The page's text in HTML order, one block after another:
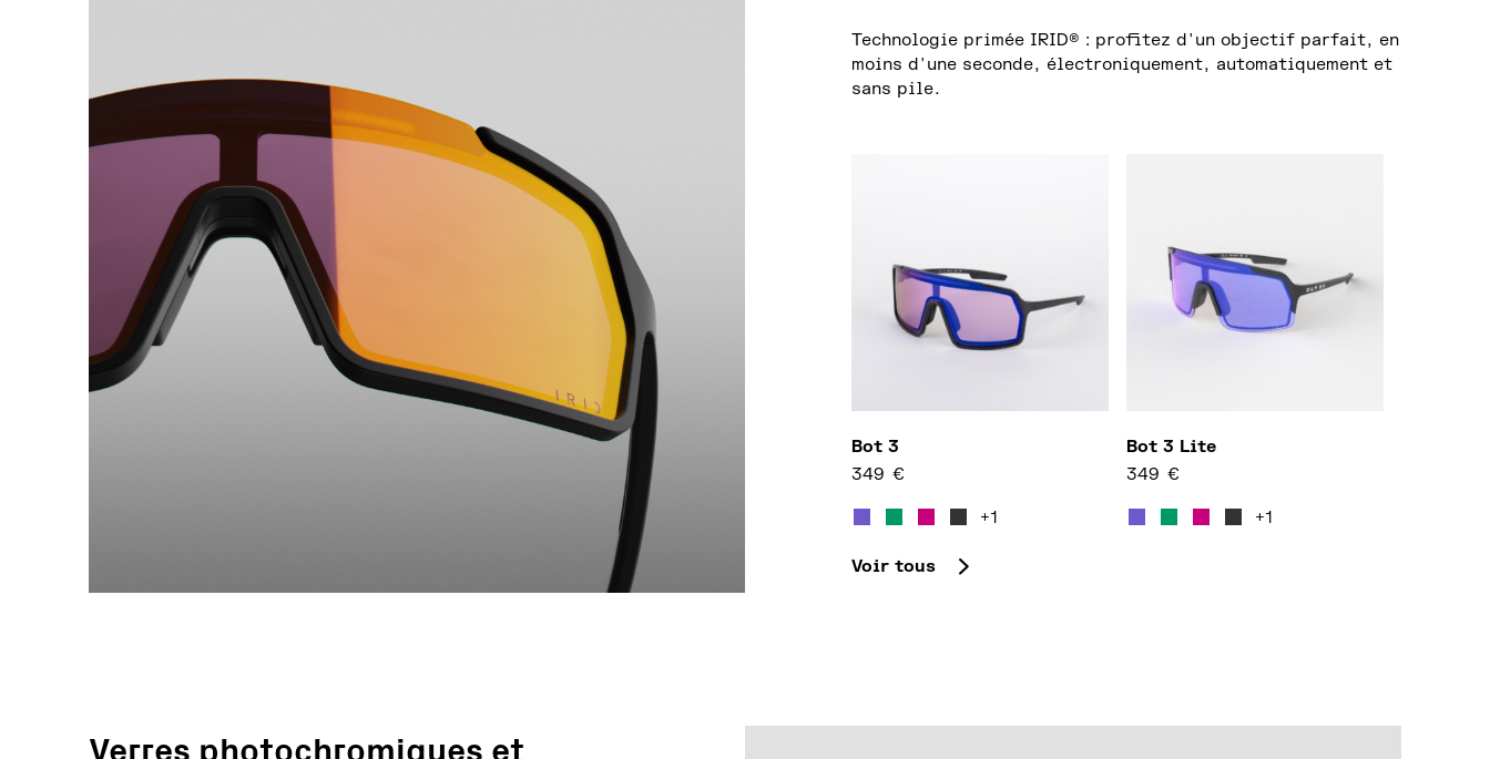
Technologie primée IRID® : profitez d'un objectif parfait, en
moins d'une seconde, électroniquement, automatiquement et
sans pile.
Bot 3
349 €
+1
Bot 3 Lite
349 €
+1
Voir tous
Verres photochromiques et